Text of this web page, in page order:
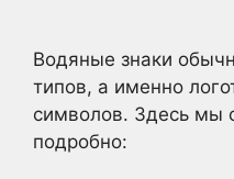
Водяные знаки
типов, а именно
символов. Здесь мы
подробно: